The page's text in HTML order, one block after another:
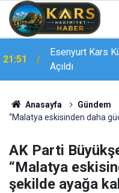
21:19
Bingöl’de 16
Mahsur
Anasayfa Gündem
“Malatya eskisinden daha
AK Parti
“Malatya
şekilde ayağa